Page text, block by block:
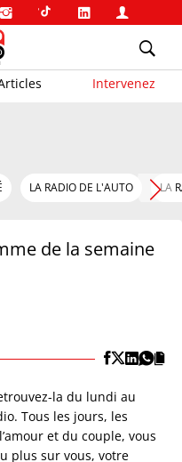
Intervenez
LA RADIO DE L'AUTO LA
de la semaine
la du lundi au
Tous les jours, les
et du couple, vous
plus sur vous, votre